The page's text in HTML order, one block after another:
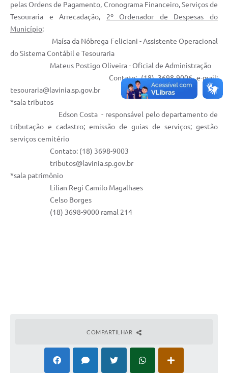
Cultura
Meio Ambiente
Defesa Civil Municipal
A Nossa Cidade
Links
Telefones Úteis
pelas Ordens de Pagamento, Cronograma Financeiro, Serviços de
Tesouraria e Arrecadação, 2º Ordenador de Despesas do
Município;
Maísa da Nóbrega Feliciani - Assistente Operacional
do Sistema Contábil e Tesouraria
Mateus Postigo Oliveira - Oficial de Administração
Contato: (18) 3698-9006 e-mail:
tesouraria@lavinia.sp.gov.br
*sala tributos
Edson Costa - responsável pelo departamento de
tributação e cadastro; emissão de guias de serviços; gestão
serviços cemitério
Contato: (18) 3698-9003
tributos@lavinia.sp.gov.br
*sala patrimônio
Lilian Regi Camilo Magalhaes
Celso Borges
(18) 3698-9000 ramal 214
COMPARTILHAR